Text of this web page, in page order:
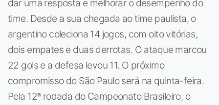
dar uma resposta e melhorar o desempenho do
time. Desde a sua chegada ao time paulista, o
argentino coleciona 14 jogos, com oito vitórias,
dois empates e duas derrotas. O ataque marcou
22 gols e a defesa levou 11. O próximo
compromisso do São Paulo será na quinta-feira.
Pela 12ª rodada do Campeonato Brasileiro, o